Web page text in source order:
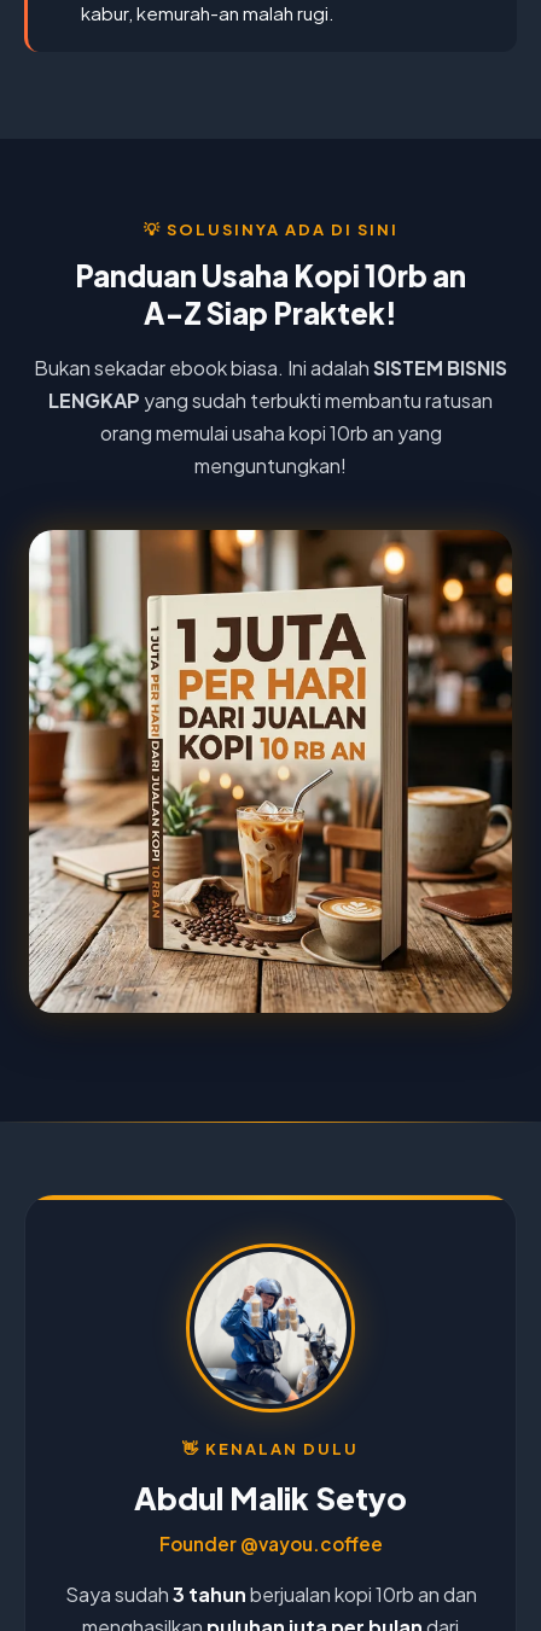
kabur, kemurah-an malah rugi.
💡 SOLUSINYA ADA DI SINI
Panduan Usaha Kopi 10rb an
A-Z Siap Praktek!
Bukan sekadar ebook biasa. Ini adalahSISTEM BISNIS
LENGKAP yang sudah terbukti membantu ratusan
orang memulai usaha kopi 10rb an yang
menguntungkan!
👋 KENALAN DULU
Abdul Malik Setyo
Founder @vayou.coffee
Saya sudah3 tahunberjualan kopi 10rb an dan